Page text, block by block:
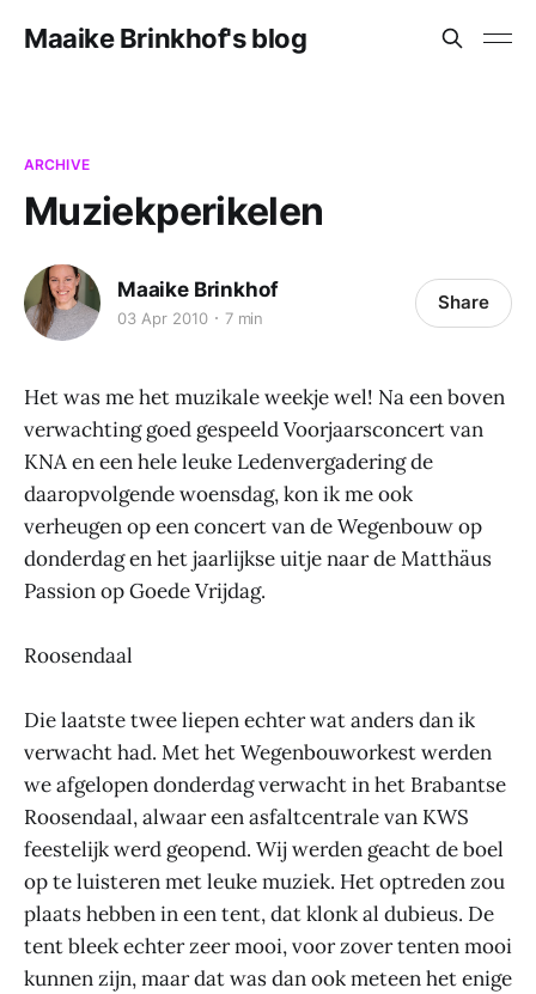
Maaike Brinkhof's blog
ARCHIVE
Muziekperikelen
Maaike Brinkhof
03 Apr 2010 7 min
Share
Het was me het muzikale weekje wel! Na een boven
verwachting goed gespeeld Voorjaarsconcert van
KNA en een hele leuke Ledenvergadering de
daaropvolgende woensdag, kon ik me ook
verheugen op een concert van de Wegenbouw op
donderdag en het jaarlijkse uitje naar de Matthäus
Passion op Goede Vrijdag.
Roosendaal
Die laatste twee liepen echter wat anders dan ik
verwacht had. Met het Wegenbouworkest werden
we afgelopen donderdag verwacht in het Brabantse
Roosendaal, alwaar een asfaltcentrale van KWS
feestelijk werd geopend. Wij werden geacht de boel
op te luisteren met leuke muziek. Het optreden zou
plaats hebben in een tent, dat klonk al dubieus. De
tent bleek echter zeer mooi, voor zover tenten mooi
kunnen zijn, maar dat was dan ook meteen het enige